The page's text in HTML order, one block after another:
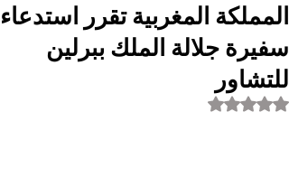
المملكة المغربية تقرر استدعاء
سفيرة جلالة الملك ببرلين
للتشاور
تم التقييم بـ ليس رقمًا من أصل 5 نجوم.